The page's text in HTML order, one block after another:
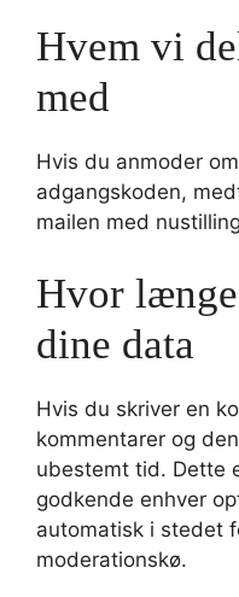
Hvem vi
med
Hvis du anmoder
adgangskoden,
mailen med
Hvor
dine data
Hvis du skriver en
kommentarer og
ubestemt tid. Dette
godkende enhver
automatisk i stedet
moderationskø.